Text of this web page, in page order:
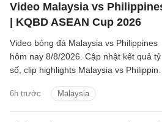
Video Malaysia vs
| KQBD ASEAN Cup 2026
6h trước Malaysia
Video bóng đá Malaysia vs Philippines
hôm nay 8/8/2026. Cập nhật kết quả tỷ
số, clip highlights Malaysia vs
huống trên sân.